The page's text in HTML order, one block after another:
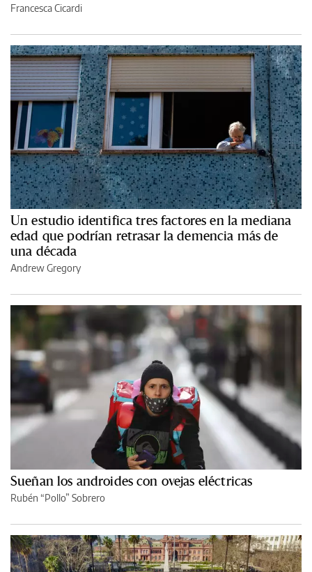
Francesca Cicardi
Un estudio identifica tres factores en la mediana
edad que podrían retrasar la demencia más de
una década
Andrew Gregory
Sueñan los androides con ovejas eléctricas
Rubén “Pollo” Sobrero